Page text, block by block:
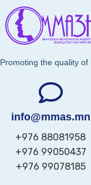
Promoting the quality of
info@mmas.mn
+976 88081958
+976 99050437
+976 99078185